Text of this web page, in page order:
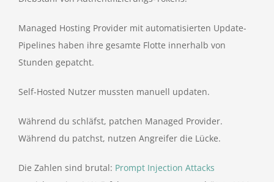
Managed Hosting Provider mit automatisierten Update-
Pipelines haben ihre gesamte Flotte innerhalb von
Stunden gepatcht.
Self-Hosted Nutzer mussten manuell updaten.
Während du schläfst, patchen Managed Provider.
Während du patchst, nutzen Angreifer die Lücke.
Die Zahlen sind brutal: Prompt Injection Attacks